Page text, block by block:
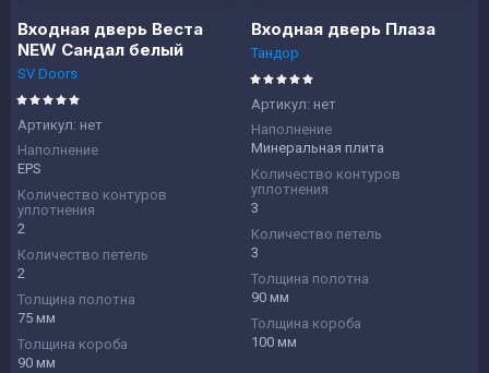
Входная дверь Веста
NEW Сандал белый
SV Doors
Артикул: нет
Наполнение
EPS
Количество контуров
уплотнения
2
Количество петель
2
Толщина полотна
75 мм
Толщина короба
90 мм
Входная дверь Плаза
Тандор
Артикул: нет
Наполнение
Минеральная плита
Количество контуров
уплотнения
3
Количество петель
3
Толщина полотна
90 мм
Толщина короба
100 мм